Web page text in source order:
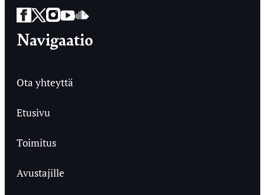
Facebook
Twitter
Instagram
YouTube
SoundCloud
Navigaatio
Ota yhteyttä
Etusivu
Toimitus
Avustajille